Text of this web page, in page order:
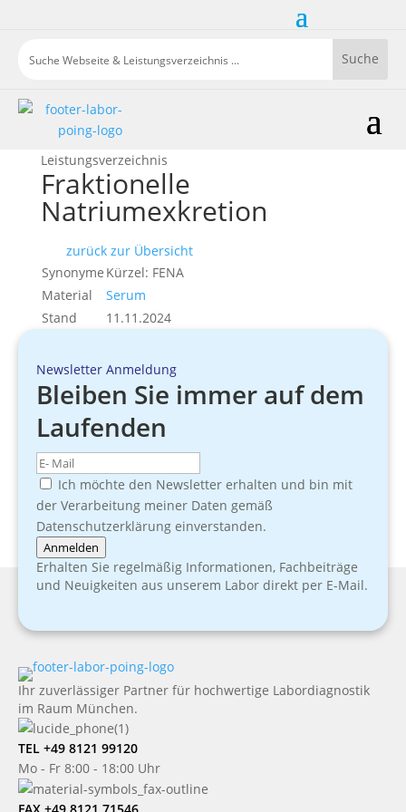
Leistungsverzeichnis
Fraktionelle
Natriumexkretion
zurück zur Übersicht
Synonyme Kürzel: FENA
Material
Serum
Stand
11.11.2024
Newsletter Anmeldung
Bleiben Sie immer auf dem
Laufenden
Ich möchte den Newsletter erhalten und bin mit
der Verarbeitung meiner Daten gemäß
Datenschutzerklärung einverstanden.
Anmelden
Erhalten Sie regelmäßig Informationen, Fachbeiträge
und Neuigkeiten aus unserem Labor direkt per E-Mail.
Ihr zuverlässiger Partner für hochwertige Labordiagnostik
im Raum München.
TEL +49 8121 99120
Mo - Fr 8:00 - 18:00 Uhr